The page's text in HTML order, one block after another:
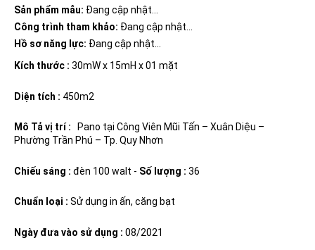
Sản phẩm mẫu: Đang cập nhật...
Công trình tham khảo: Đang cập nhật...
Hồ sơ năng lực: Đang cập nhật...
Kích thước : 30mW x 15mH x 01 mặt
Diện tích : 450m2
Mô Tả vị trí :
Pano tại Công Viên Mũi Tấn – Xuân Diệu –
Phường Trần Phú – Tp. Quy Nhơn
Chiếu sáng : đèn 100 walt - Số lượng : 36
Chuẩn loại : Sử dụng in ấn, căng bạt
Ngày đưa vào sử dụng : 08/2021